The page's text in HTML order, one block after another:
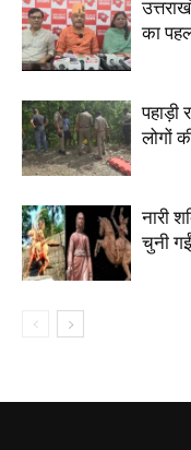
का
पहाड़ी
लोगों
नारी
चुनी